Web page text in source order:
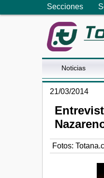
Secciones
Noticias
21/03/2014
Fotos: